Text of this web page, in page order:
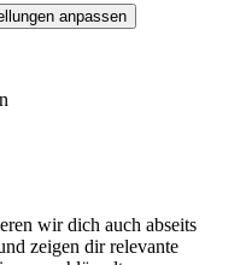
anpassen
wir dich auch abseits
zeigen dir relevante